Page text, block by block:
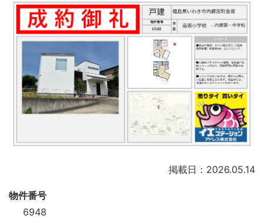
掲載日：2026.05.14
物件番号
6948